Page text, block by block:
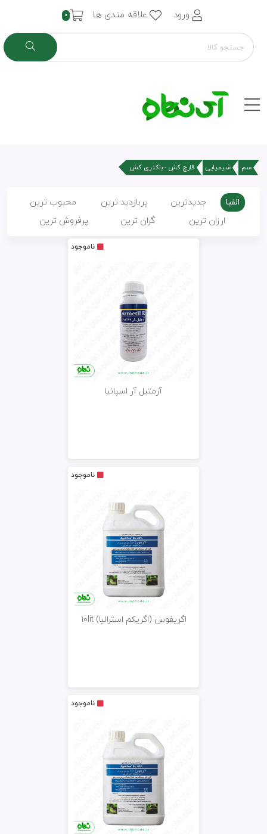
ورود علاقه مندی ها 0
سم شیمیایی قارچ کش - باکتری کش
الفبا جدیدترین پربازدید ترین
محبوب ترین
ارزان ترین
گران ترین پرفروش ترین
ناموجود
آرمتیل آر اسپانیا
ناموجود
اگریفوس (اگریکم استرالیا) 10lit
ناموجود